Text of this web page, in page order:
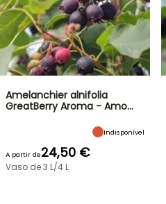
Amelanchier alnifolia
GreatBerry Aroma - Amo…
Indisponível
A partir de24,50 €
Vaso de 3 L/4 L